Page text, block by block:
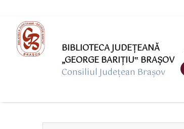
BIBLIOTECA JUDEȚEANĂ
„GEORGE BARIŢIU‟ BRAŞOV
Consiliul Județean Brașov